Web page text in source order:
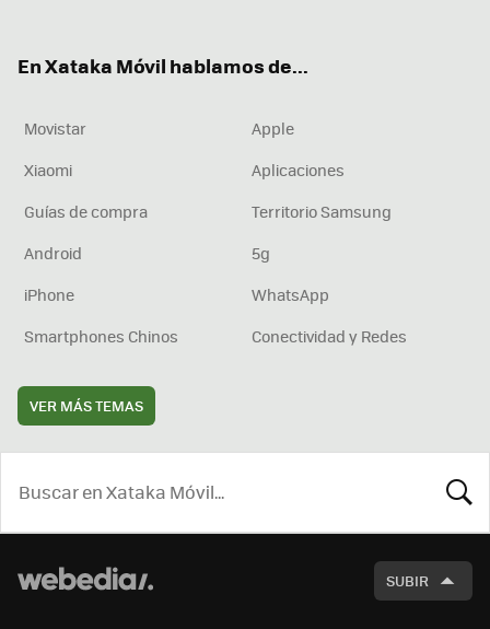
En Xataka Móvil hablamos de...
Movistar
Apple
Xiaomi
Aplicaciones
Guías de compra
Territorio Samsung
Android
5g
iPhone
WhatsApp
Smartphones Chinos
Conectividad y Redes
VER MÁS TEMAS
SUBIR